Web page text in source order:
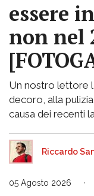
essere
non nel
Un nostro lettore
decoro, alla
causa dei recenti
Riccardo
05 Agosto 2026